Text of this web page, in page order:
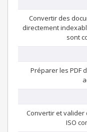
Convertir des
directement
sont
Préparer les PDF
Convertir et valider
ISO